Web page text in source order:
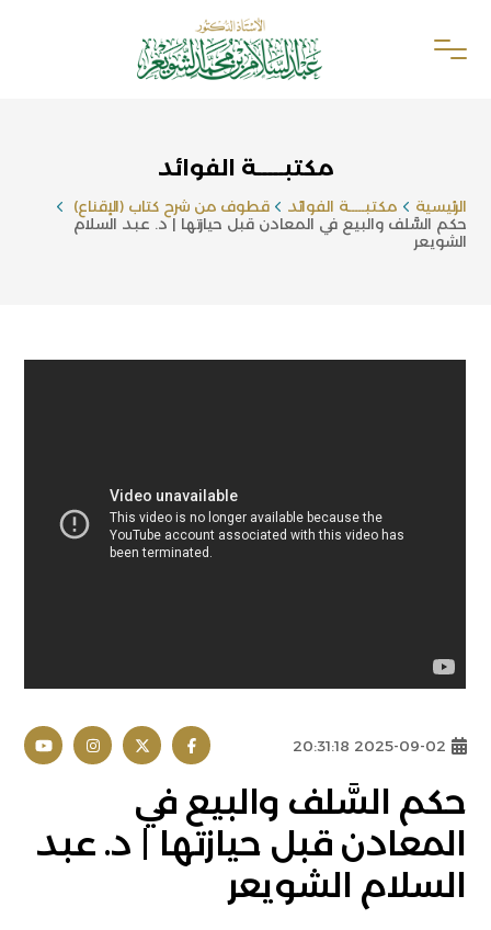
مكتبـــــة الفوائد
الرئيسية مكتبـــــة الفوائد
قطوف من شرح كتاب (الإقناع)
حكم السَّلف والبيع في المعادن قبل حيازتها | د. عبد السلام
الشويعر
2025-09-02 20:31:18
حكم السَّلف والبيع في
المعادن قبل حيازتها | د. عبد
السلام الشويعر